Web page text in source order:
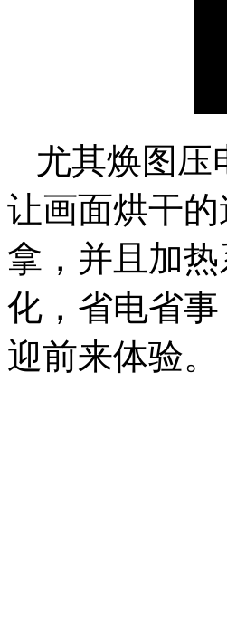
尤其焕图压
让画面烘干
拿，并且加
化，省电省
迎前来体验。